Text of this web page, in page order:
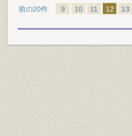
前の20件 9 10 11 12 13